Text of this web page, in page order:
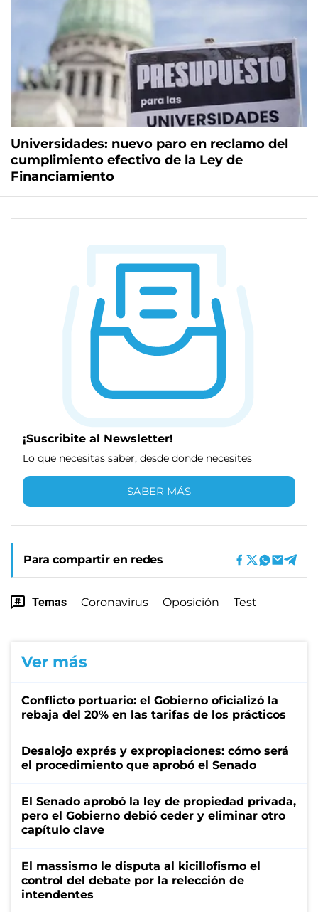
Universidades: nuevo paro en reclamo del
cumplimiento efectivo de la Ley de
Financiamiento
¡Suscribite al Newsletter!
Lo que necesitas saber, desde donde necesites
SABER MÁS
Para compartir en redes
Temas Coronavirus Oposición Test
Ver más
Conflicto portuario: el Gobierno oficializó la
rebaja del 20% en las tarifas de los prácticos
Desalojo exprés y expropiaciones: cómo será
el procedimiento que aprobó el Senado
El Senado aprobó la ley de propiedad privada,
pero el Gobierno debió ceder y eliminar otro
capítulo clave
El massismo le disputa al kicillofismo el
control del debate por la relección de
intendentes